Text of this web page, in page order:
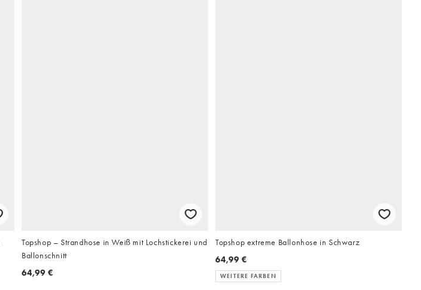
Topshop – Strandhose in Weiß mit Lochstickerei und
Ballonschnitt
64,99 €
Topshop extreme Ballonhose in Schwarz
64,99 €
WEITERE FARBEN